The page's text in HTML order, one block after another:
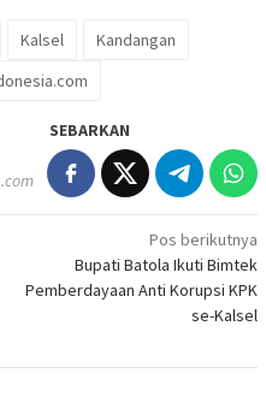
Kalsel
Kandangan
SEBARKAN
Pos berikutnya
Bupati Batola Ikuti Bimtek
Pemberdayaan Anti Korupsi KPK
se-Kalsel